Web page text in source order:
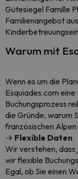
Gütesiegel Famille
Familienangebot
Warum mit
Wenn es um die
Esquiades.com
Buchungsprozess
die Gründe, warum
französischen Alpen
→ Flexible Daten
Wir verstehen,
wir flexible
Egal, ob Sie einen